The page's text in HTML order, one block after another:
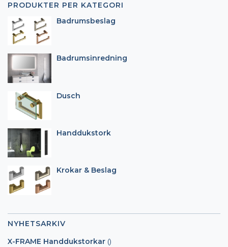
PRODUKTER PER KATEGORI
Badrumsbeslag
Badrumsinredning
Dusch
Handdukstork
Krokar & Beslag
NYHETSARKIV
X-FRAME Handdukstorkar ()